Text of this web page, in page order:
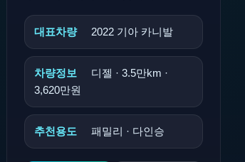
대표차량 2022 기아 카니발
차량정보
디젤 · 3.5만km ·
3,620만원
추천용도 패밀리 · 다인승